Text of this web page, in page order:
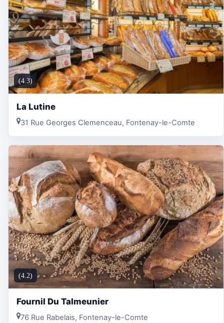
(4.3)
La Lutine
31 Rue Georges Clemenceau, Fontenay-le-Comte
(4.2)
Fournil Du Talmeunier
76 Rue Rabelais, Fontenay-le-Comte